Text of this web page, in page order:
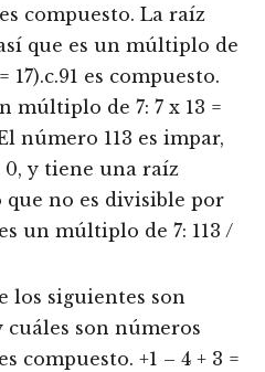
compuesto. La raíz
que es un múltiplo de
17).c.91 es compuesto.
múltiplo de 7: 7 x 13 =
número 113 es impar,
y tiene una raíz
no es divisible por
un múltiplo de 7: 113 /
los siguientes son
son números
compuesto. +1 – 4 + 3 =